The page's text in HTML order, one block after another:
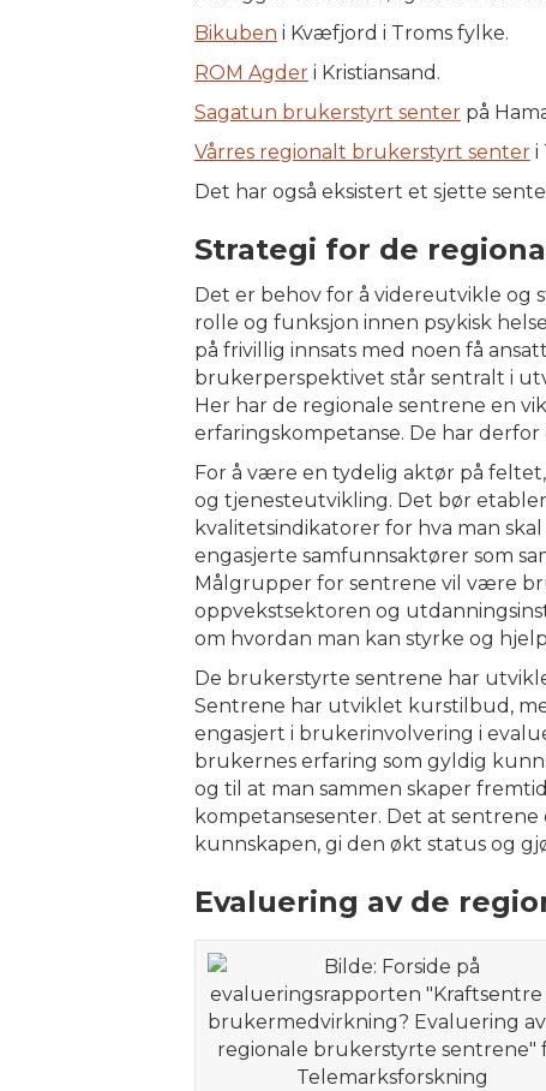
Bikuben i Kvæfjord i Troms fylke.
ROM Agder i Kristiansand.
Sagatun brukerstyrt senter på
Vårres regionalt brukerstyrt senter i
Det har også eksistert et sjette
Strategi for de
Det er behov for å videreutvikle og
rolle og funksjon innen psykisk
på frivillig innsats med noen få
brukerperspektivet står sentralt i
Her har de regionale sentrene en
erfaringskompetanse. De har
For å være en tydelig aktør på
og tjenesteutvikling. Det bør
kvalitetsindikatorer for hva man
engasjerte samfunnsaktører som
Målgrupper for sentrene vil være
oppvekstsektoren og
om hvordan man kan styrke og
De brukerstyrte sentrene har
Sentrene har utviklet kurstilbud,
engasjert i brukerinvolvering i
brukernes erfaring som gyldig
og til at man sammen skaper
kompetansesenter. Det at
kunnskapen, gi den økt status og
Evaluering av de